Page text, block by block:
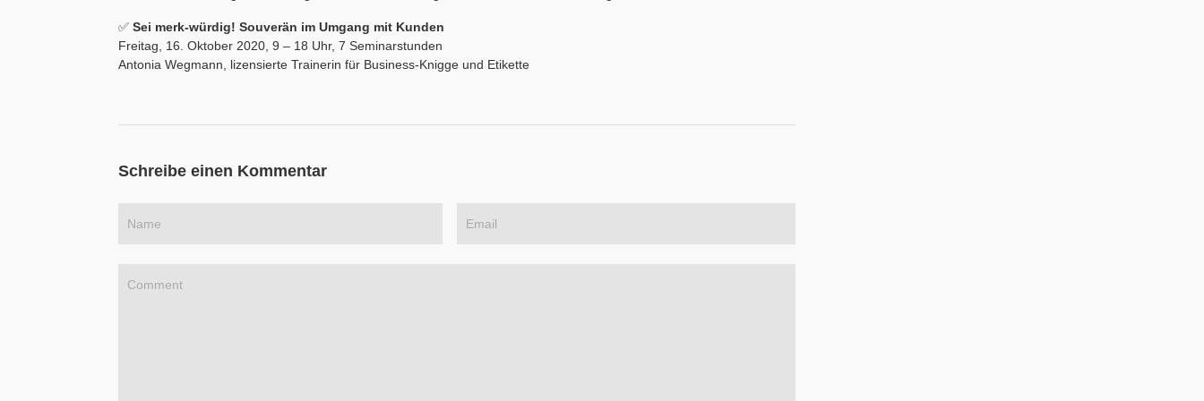
✅ Sei merk-würdig! Souverän im Umgang mit Kunden
Freitag, 16. Oktober 2020, 9 – 18 Uhr, 7 Seminarstunden
Antonia Wegmann, lizensierte Trainerin für Business-Knigge und Etikette
Schreibe einen Kommentar